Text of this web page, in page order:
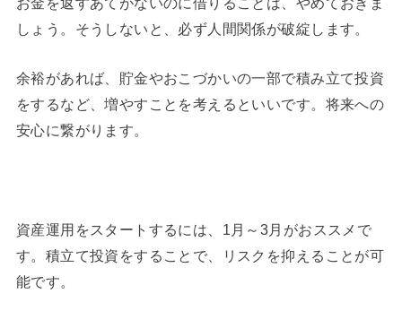
しょう。そうしないと、必ず人間関係が破綻します。
余裕があれば、貯金やおこづかいの一部で積み立て投資
をするなど、増やすことを考えるといいです。将来への
安心に繋がります。
資産運用をスタートするには、1月～3月がおススメで
す。積立て投資をすることで、リスクを抑えることが可
能です。